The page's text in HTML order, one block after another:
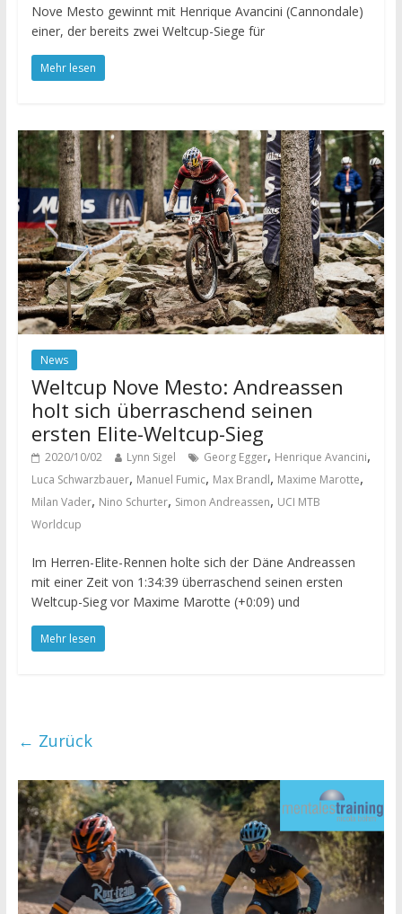
Nove Mesto gewinnt mit Henrique Avancini (Cannondale)
einer, der bereits zwei Weltcup-Siege für
Mehr lesen
News
Weltcup Nove Mesto: Andreassen
holt sich überraschend seinen
ersten Elite-Weltcup-Sieg
2020/10/02 Lynn Sigel Georg Egger, Henrique Avancini,
Luca Schwarzbauer, Manuel Fumic, Max Brandl, Maxime Marotte,
Milan Vader, Nino Schurter, Simon Andreassen, UCI MTB
Worldcup
Im Herren-Elite-Rennen holte sich der Däne Andreassen
mit einer Zeit von 1:34:39 überraschend seinen ersten
Weltcup-Sieg vor Maxime Marotte (+0:09) und
Mehr lesen
← Zurück